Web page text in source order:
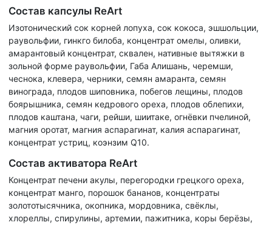
Состав капсулы ReArt
Изотонический сок корней лопуха, сок кокоса, эшшольции,
раувольфии, гинкго билоба, концентрат омелы, оливки,
амарантовый концентрат, сквален, нативные вытяжки в
зольной форме раувольфии, Габа Алишань, черемши,
чеснока, клевера, черники, семян амаранта, семян
винограда, плодов шиповника, побегов лещины, плодов
боярышника, семян кедрового ореха, плодов облепихи,
плодов каштана, чаги, рейши, шиитаке, огнёвки пчелиной,
магния оротат, магния аспарагинат, калия аспарагинат,
концентрат устриц, коэнзим Q10.
Состав активатора ReArt
Концентрат печени акулы, перегородки грецкого ореха,
концентрат манго, порошок бананов, концентраты
золототысячника, окопника, мордовника, свёклы,
хлореллы, спирулины, артемии, пажитника, коры берёзы,